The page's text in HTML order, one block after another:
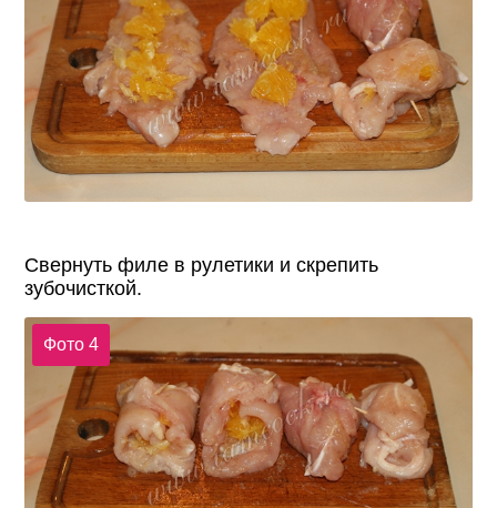
Свернуть филе в рулетики и скрепить
зубочисткой.
Фото 4